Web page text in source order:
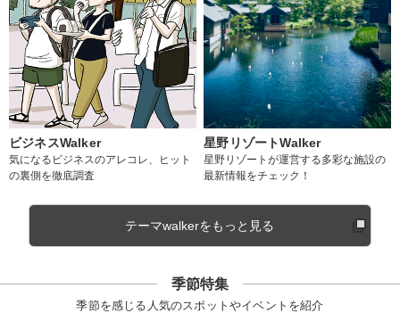
ビジネスWalker
気になるビジネスのアレコレ、ヒット
の裏側を徹底調査
星野リゾートWalker
星野リゾートが運営する多彩な施設の
最新情報をチェック！
テーマwalkerをもっと見る
季節特集
季節を感じる人気のスポットやイベントを紹介